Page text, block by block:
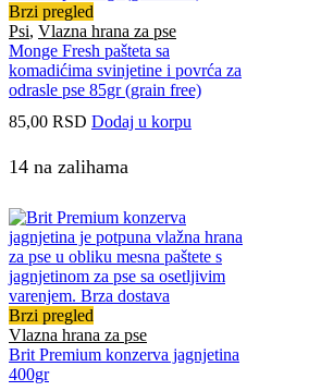
Brzi pregled
Psi, Vlazna hrana za pse
Monge Fresh pašteta sa
komadićima svinjetine i povrća za
odrasle pse 85gr (grain free)
85,00 RSD Dodaj u korpu
14 na zalihama
Brzi pregled
Vlazna hrana za pse
Brit Premium konzerva jagnjetina
400gr